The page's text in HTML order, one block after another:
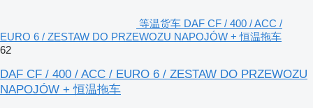
等温货车 DAF CF / 400 / ACC /
EURO 6 / ZESTAW DO PRZEWOZU NAPOJÓW + 恒温拖车
62
DAF CF / 400 / ACC / EURO 6 / ZESTAW DO PRZEWOZU
NAPOJÓW + 恒温拖车